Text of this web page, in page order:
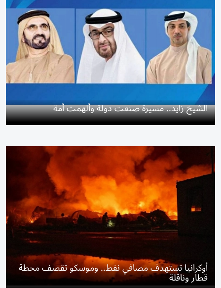
الشيخ زايد.. مسيرة صنعت دولة وألهمت أمة
أوكرانيا تستهدف مصافي نفط.. وموسكو تقصف محطة
قطار وناقلة